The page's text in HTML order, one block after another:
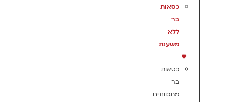
כסאות
בר
ללא
משענת
כסאות
בר
מתכווננים